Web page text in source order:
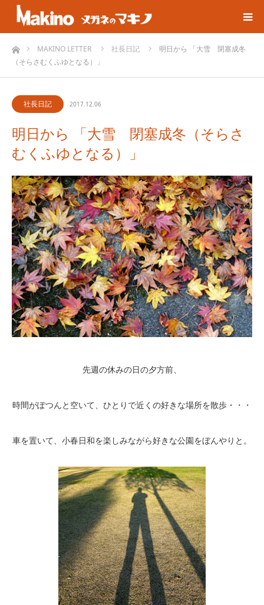
ホームMAKINO LETTER 社長日記
明日から 「大雪 閉塞成冬
（そらさむくふゆとなる）」
社長日記 2017.12.06
明日から 「大雪 閉塞成冬（そらさ
むくふゆとなる）」
先週の休みの日の夕方前、
時間がぽつんと空いて、ひとりで近くの好きな場所を散歩・・・
車を置いて、小春日和を楽しみながら好きな公園をぼんやりと。